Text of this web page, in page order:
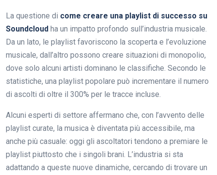
La questione di come creare una playlist di successo su
Soundcloud ha un impatto profondo sull’industria musicale.
Da un lato, le playlist favoriscono la scoperta e l’evoluzione
musicale, dall’altro possono creare situazioni di monopolio,
dove solo alcuni artisti dominano le classifiche. Secondo le
statistiche, una playlist popolare può incrementare il numero
di ascolti di oltre il 300% per le tracce incluse.
Alcuni esperti di settore affermano che, con l’avvento delle
playlist curate, la musica è diventata più accessibile, ma
anche più casuale: oggi gli ascoltatori tendono a premiare le
playlist piuttosto che i singoli brani. L’industria si sta
adattando a queste nuove dinamiche, cercando di trovare un